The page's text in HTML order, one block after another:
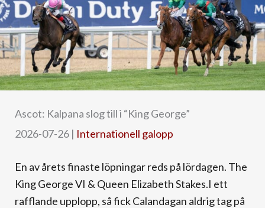
Ascot: Kalpana slog till i “King George”
2026-07-26 | Internationell galopp
En av årets finaste löpningar reds på lördagen. The
King George VI & Queen Elizabeth Stakes.I ett
rafflande upplopp, så fick Calandagan aldrig tag på